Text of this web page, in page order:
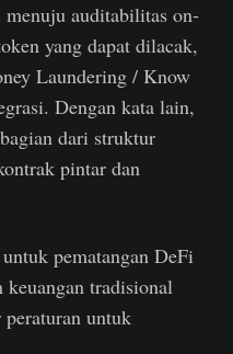
auditabilitas on-
yang dapat dilacak,
Laundering / Know
Dengan kata lain,
dari struktur
pintar dan
pematangan DeFi
tradisional
peraturan untuk